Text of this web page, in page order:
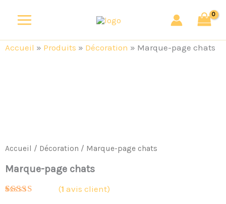
Accueil » Produits » Décoration » Marque-page chats
Accueil / Décoration / Marque-page chats
Marque-page chats
(1 avis client)